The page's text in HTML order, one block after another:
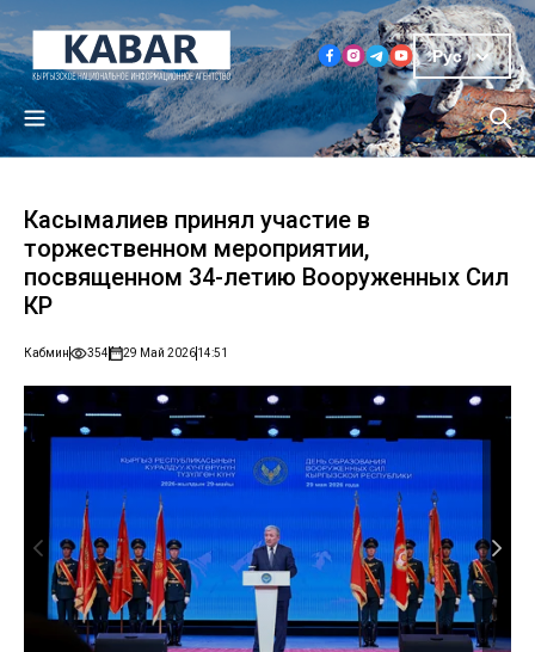
Рус
Касымалиев принял участие в
торжественном мероприятии,
посвященном 34-летию Вооруженных Сил
КР
Кабмин 354 29 Май 202614:51